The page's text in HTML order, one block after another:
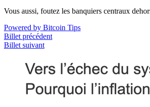
Vous aussi, foutez les banquiers centraux
Powered by Bitcoin Tips
Billet précédent
Billet suivant